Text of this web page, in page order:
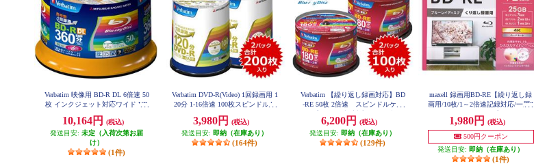
Verbatim 映像用 BD-R DL 6倍速 50
枚 インクジェット対応ワイド VB
10,164円
(税込)
発送目安: 未定（入荷次第お届
け）
(1件)
Verbatim DVD-R(Video) 1回録画用 1
20分 1-16倍速 100枚スピンドルケ
ESET
3,980円
(税込)
発送目安: 即納（在庫あり）
(164件)
Verbatim 【繰り返し録画対応】BD
-RE 50枚 2倍速 スピンドルケー
エリア対応 2個セット VBE130NP5
0SV1-2-ESET
6,200円
(税込)
発送目安: 即納（在庫あり）
(129件)
maxell 録画用BD-RE【繰り返し録
画用/10枚/1～2倍速記録対応/一層2
応/ワイドプリント対応】 BEV25W
PG10S
1,980円
(税込)
500円クーポン
発送目安: 即納（在庫あり）
(1件)